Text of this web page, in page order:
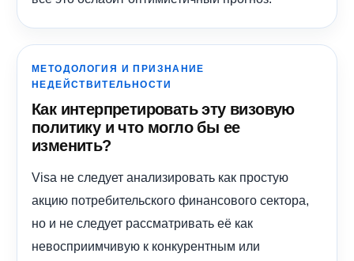
МЕТОДОЛОГИЯ И ПРИЗНАНИЕ
НЕДЕЙСТВИТЕЛЬНОСТИ
Как интерпретировать эту визовую
политику и что могло бы ее
изменить?
Visa не следует анализировать как простую
акцию потребительского финансового сектора,
но и не следует рассматривать её как
невосприимчивую к конкурентным или